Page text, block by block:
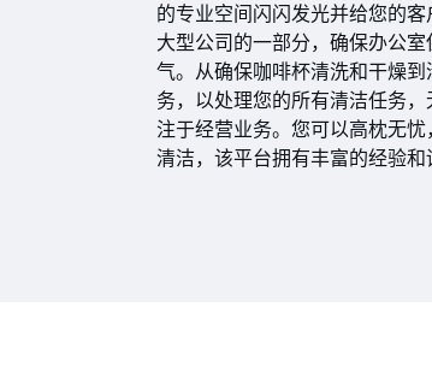
的专业空间闪闪发光并给您的
大型公司的一部分，确保办公
气。从确保咖啡杯清洗和干燥
务，以处理您的所有清洁任务
注于经营业务。您可以高枕无
清洁，该平台拥有丰富的经验